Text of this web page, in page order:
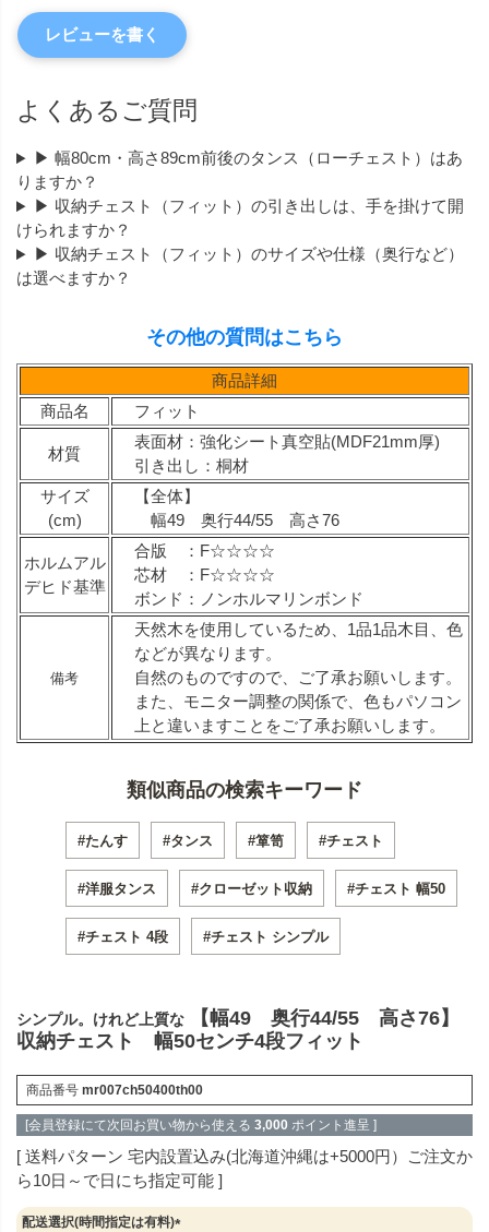
レビューを書く
よくあるご質問
▶ 幅80cm・高さ89cm前後のタンス（ローチェスト）はあ
りますか？
▶ 収納チェスト（フィット）の引き出しは、手を掛けて開
けられますか？
▶ 収納チェスト（フィット）のサイズや仕様（奥行など）
は選べますか？
その他の質問はこちら
商品詳細
商品名
フィット
材質
表面材：強化シート真空貼(MDF21mm厚)
引き出し：桐材
サイズ
(cm)
【全体】
幅49 奥行44/55 高さ76
ホルムアル
デヒド基準
合版 ：F☆☆☆☆
芯材 ：F☆☆☆☆
ボンド：ノンホルマリンボンド
備考
天然木を使用しているため、1品1品木目、色
などが異なります。
自然のものですので、ご了承お願いします。
また、モニター調整の関係で、色もパソコン
上と違いますことをご了承お願いします。
類似商品の検索キーワード
#たんす #タンス #箪笥 #チェスト
#洋服タンス #クローゼット収納 #チェスト 幅50
#チェスト 4段 #チェスト シンプル
シンプル。けれど上質な
【幅49 奥行44/55 高さ76】
収納チェスト 幅50センチ4段フィット
商品番号 mr007ch50400th00
[会員登録にて次回お買い物から使える 3,000 ポイント進呈 ]
送料パターン 宅内設置込み(北海道沖縄は+5000円）ご注文か
ら10日～で日にち指定可能
配送選択(時間指定は有料)